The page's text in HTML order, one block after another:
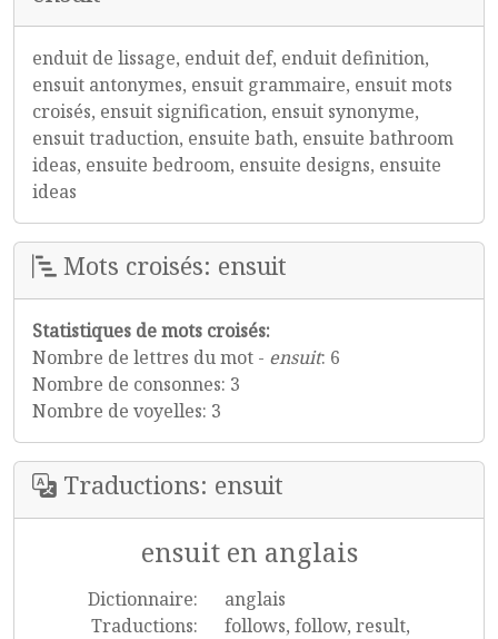
enduit de lissage, enduit def, enduit definition,
ensuit antonymes, ensuit grammaire, ensuit mots
croisés, ensuit signification, ensuit synonyme,
ensuit traduction, ensuite bath, ensuite bathroom
ideas, ensuite bedroom, ensuite designs, ensuite
ideas
Mots croisés: ensuit
Statistiques de mots croisés:
Nombre de lettres du mot - ensuit: 6
Nombre de consonnes: 3
Nombre de voyelles: 3
Traductions: ensuit
ensuit en anglais
Dictionnaire:
anglais
Traductions:
follows, follow, result,